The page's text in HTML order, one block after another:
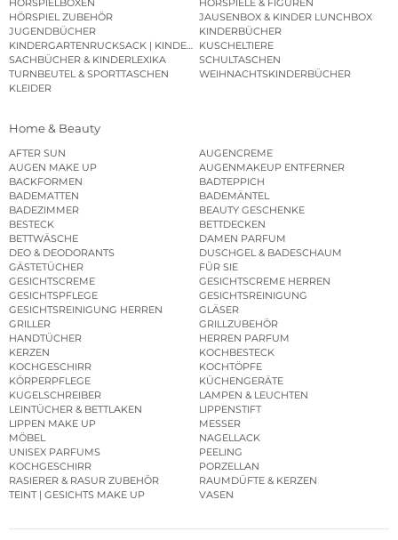
HÖRSPIELBOXEN
HÖRSPIELE & FIGUREN
HÖRSPIEL ZUBEHÖR
JAUSENBOX & KINDER LUNCHBOX
JUGENDBÜCHER
KINDERBÜCHER
KINDERGARTENRUCKSACK | KINDERGARTENBEUTEL
KUSCHELTIERE
SACHBÜCHER & KINDERLEXIKA
SCHULTASCHEN
TURNBEUTEL & SPORTTASCHEN
WEIHNACHTSKINDERBÜCHER
KLEIDER
Home & Beauty
AFTER SUN
AUGENCREME
AUGEN MAKE UP
AUGENMAKEUP ENTFERNER
BACKFORMEN
BADTEPPICH
BADEMATTEN
BADEMÄNTEL
BADEZIMMER
BEAUTY GESCHENKE
BESTECK
BETTDECKEN
BETTWÄSCHE
DAMEN PARFUM
DEO & DEODORANTS
DUSCHGEL & BADESCHAUM
GÄSTETÜCHER
FÜR SIE
GESICHTSCREME
GESICHTSCREME HERREN
GESICHTSPFLEGE
GESICHTSREINIGUNG
GESICHTSREINIGUNG HERREN
GLÄSER
GRILLER
GRILLZUBEHÖR
HANDTÜCHER
HERREN PARFUM
KERZEN
KOCHBESTECK
KOCHGESCHIRR
KOCHTÖPFE
KÖRPERPFLEGE
KÜCHENGERÄTE
KUGELSCHREIBER
LAMPEN & LEUCHTEN
LEINTÜCHER & BETTLAKEN
LIPPENSTIFT
LIPPEN MAKE UP
MESSER
MÖBEL
NAGELLACK
UNISEX PARFUMS
PEELING
KOCHGESCHIRR
PORZELLAN
RASIERER & RASUR ZUBEHÖR
RAUMDÜFTE & KERZEN
TEINT | GESICHTS MAKE UP
VASEN